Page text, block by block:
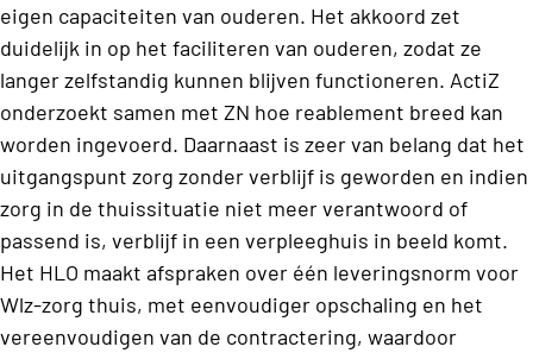
eigen capaciteiten van ouderen. Het akkoord zet
duidelijk in op het faciliteren van ouderen, zodat ze
langer zelfstandig kunnen blijven functioneren. ActiZ
onderzoekt samen met ZN hoe reablement breed kan
worden ingevoerd. Daarnaast is zeer van belang dat het
uitgangspunt zorg zonder verblijf is geworden en indien
zorg in de thuissituatie niet meer verantwoord of
passend is, verblijf in een verpleeghuis in beeld komt.
Het HLO maakt afspraken over één leveringsnorm voor
Wlz-zorg thuis, met eenvoudiger opschaling en het
vereenvoudigen van de contractering, waardoor